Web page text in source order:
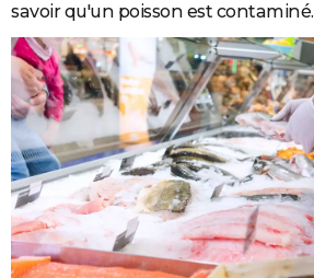
savoir qu'un poisson est contaminé.